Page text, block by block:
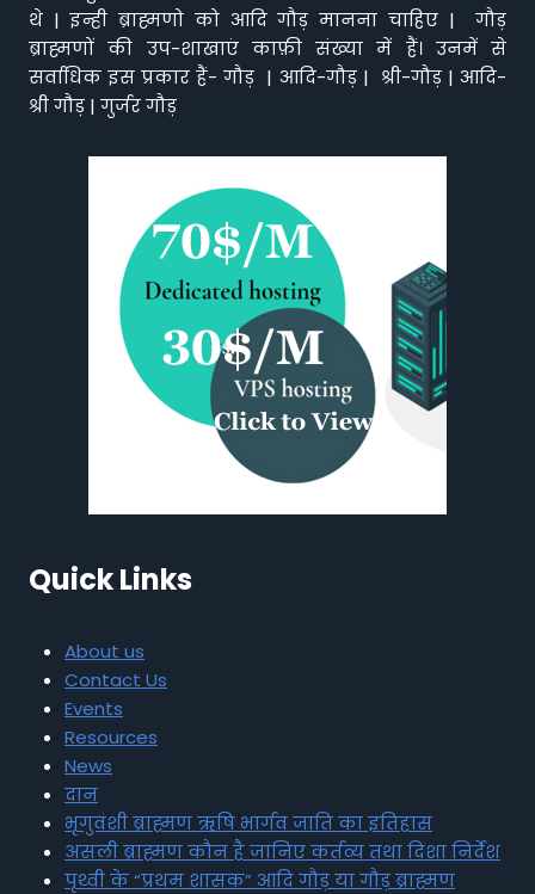
थे | इन्ही ब्राह्मणो को आदि गौड़ मानना चाहिए | गौड़
ब्राह्मणों की उप-शाखाएं काफ़ी संख्या में हैं। उनमें से
सर्वाधिक इस प्रकार हैं- गौड़ | आदि-गौड़ | श्री-गौड़ | आदि-
श्री गौड़ | गुर्जर गौड़
Quick Links
About us
Contact Us
Events
Resources
News
दान
भृगुवंशी ब्राह्मण ऋषि भार्गव जाति का इतिहास
असली ब्राह्मण कौन है जानिए कर्तव्य तथा दिशा निर्देश
पृथ्वी के “प्रथम शासक” आदि गौड़ या गौड़ ब्राह्मण